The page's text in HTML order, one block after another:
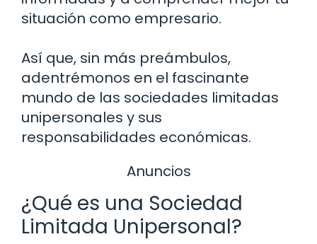
situación como empresario.
Así que, sin más preámbulos,
adentrémonos en el fascinante
mundo de las sociedades limitadas
unipersonales y sus
responsabilidades económicas.
Anuncios
¿Qué es una Sociedad
Limitada Unipersonal?